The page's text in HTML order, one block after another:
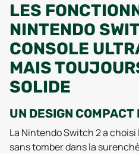
LES
NINTENDO
CONSOLE
MAIS
SOLIDE
UN DESIGN COMPACT
La Nintendo Switch 2 a
sans tomber dans la